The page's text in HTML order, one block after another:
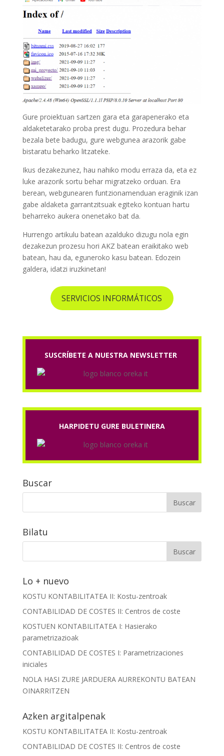
Gure proiektuan sartzen gara eta garapenerako eta
aldaketetarako proba prest dugu. Prozedura behar
bezala bete badugu, gure webgunea arazorik gabe
bistaratu beharko litzateke.
Ikus dezakezunez, hau nahiko modu erraza da, eta ez
luke arazorik sortu behar migratzeko orduan. Era
berean, webgunearen funtzionamenduan eraginik izan
gabe aldaketa garrantzitsuak egiteko kontuan hartu
beharreko aukera onenetako bat da.
Hurrengo artikulu batean azalduko dizugu nola egin
dezakezun prozesu hori AKZ batean eraikitako web
batean, hau da, eguneroko kasu batean. Edozein
galdera, idatzi iruzkinetan!
SERVICIOS INFORMÁTICOS
SUSCRÍBETE A NUESTRA NEWSLETTER
HARPIDETU GURE BULETINERA
Buscar
Bilatu
Lo + nuevo
KOSTU KONTABILITATEA II: Kostu-zentroak
CONTABILIDAD DE COSTES II: Centros de coste
KOSTUEN KONTABILITATEA I: Hasierako
parametrizazioak
CONTABILIDAD DE COSTES I: Parametrizaciones
iniciales
NOLA HASI ZURE JARDUERA AURREKONTU BATEAN
OINARRITZEN
Azken argitalpenak
KOSTU KONTABILITATEA II: Kostu-zentroak
CONTABILIDAD DE COSTES II: Centros de coste